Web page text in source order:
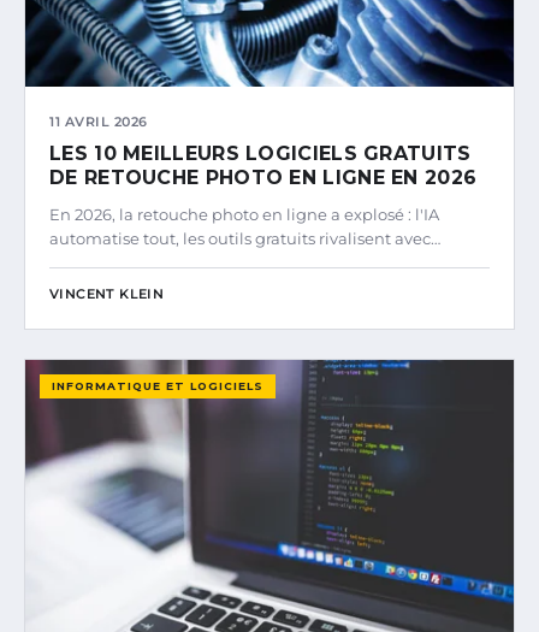
11 AVRIL 2026
LES 10 MEILLEURS LOGICIELS GRATUITS
DE RETOUCHE PHOTO EN LIGNE EN 2026
En 2026, la retouche photo en ligne a explosé : l'IA
automatise tout, les outils gratuits rivalisent avec…
VINCENT KLEIN
INFORMATIQUE ET LOGICIELS